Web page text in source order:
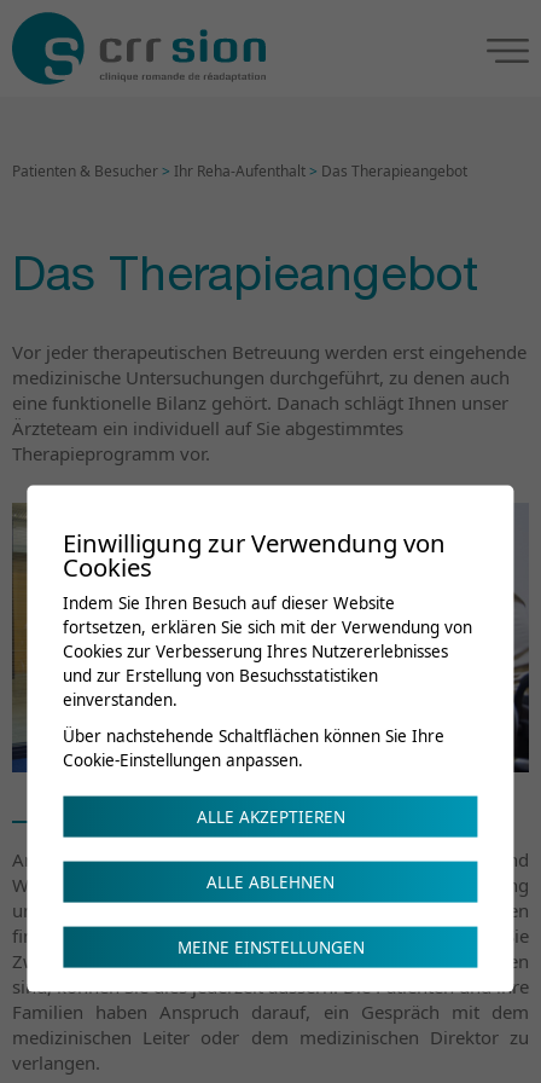
Patienten & Besucher> Ihr Reha-Aufenthalt> Das Therapieangebot
Das Therapieangebot
Vor jeder therapeutischen Betreuung werden erst eingehende
medizinische Untersuchungen durchgeführt, zu denen auch
eine funktionelle Bilanz gehört. Danach schlägt Ihnen unser
Ärzteteam ein individuell auf Sie abgestimmtes
Therapieprogramm vor.
Anschliessend erhalten Sie Ihr persönliches Tages- und
Wochenprogramm, dass kontinuierlich an Ihre Verfassung
und Ihre Fortschritte angepasst wird. Die Behandlungen
finden von Montagmorgen bis Freitagabend statt. Falls Sie
Zweifel haben oder mit einer Behandlung nicht zufrieden
sind, können Sie dies jederzeit äussern. Die Patienten und ihre
Familien haben Anspruch darauf, ein Gespräch mit dem
medizinischen Leiter oder dem medizinischen Direktor zu
verlangen.
Einwilligung zur Verwendung von
Cookies
Indem Sie Ihren Besuch auf dieser Website
fortsetzen, erklären Sie sich mit der Verwendung von
Cookies zur Verbesserung Ihres Nutzererlebnisses
und zur Erstellung von Besuchsstatistiken
einverstanden.
Über nachstehende Schaltflächen können Sie Ihre
Cookie-Einstellungen anpassen.
ALLE AKZEPTIEREN
ALLE ABLEHNEN
MEINE EINSTELLUNGEN